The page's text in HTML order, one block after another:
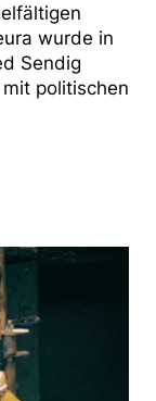
wurde in
Sendig
politischen